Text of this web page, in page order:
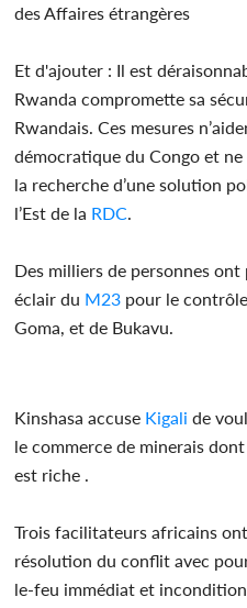
des Affaires étrangères
Et d'ajouter : Il est
Rwanda compromette sa
Rwandais. Ces mesures
démocratique du Congo et
la recherche d’une solution
l’Est de la RDC.
Des milliers de personnes
éclair du M23 pour le
Goma, et de Bukavu.
Kinshasa accuse Kigali de
le commerce de minerais
est riche .
Trois facilitateurs africains
résolution du conflit avec
le-feu immédiat et